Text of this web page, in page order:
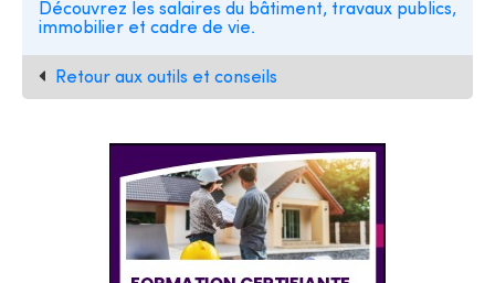
Découvrez les salaires du bâtiment, travaux publics,
immobilier et cadre de vie.
Retour aux outils et conseils